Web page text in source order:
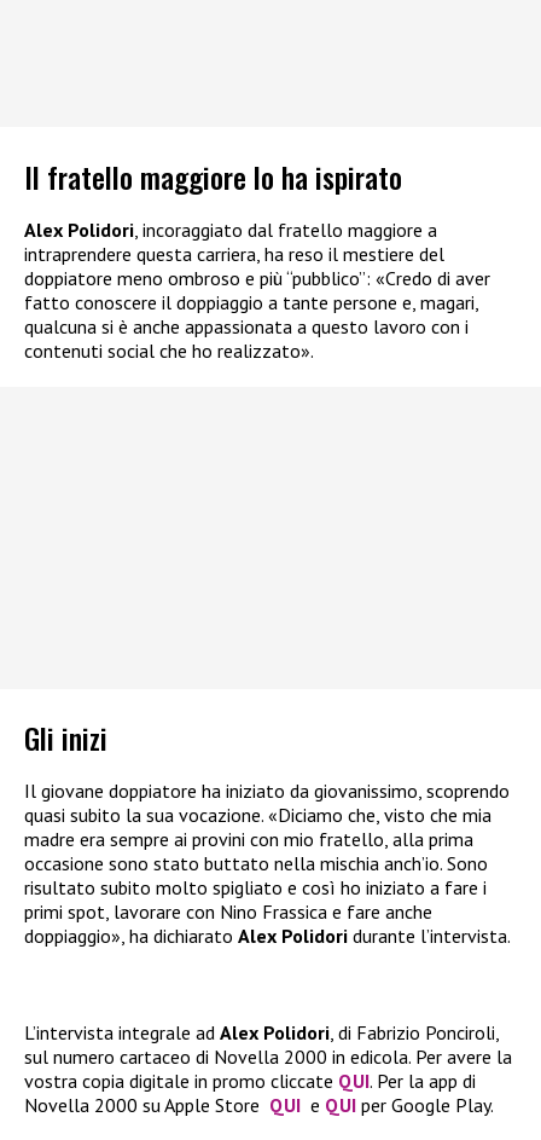
Il fratello maggiore lo ha ispirato
Alex Polidori , incoraggiato dal fratello maggiore a
intraprendere questa carriera, ha reso il mestiere del
doppiatore meno ombroso e più “pubblico”: «Credo di aver
fatto conoscere il doppiaggio a tante persone e, magari,
qualcuna si è anche appassionata a questo lavoro con i
contenuti social che ho realizzato».
Gli inizi
Il giovane doppiatore ha iniziato da giovanissimo, scoprendo
quasi subito la sua vocazione. «Diciamo che, visto che mia
madre era sempre ai provini con mio fratello, alla prima
occasione sono stato buttato nella mischia anch’io. Sono
risultato subito molto spigliato e così ho iniziato a fare i
primi spot, lavorare con Nino Frassica e fare anche
doppiaggio», ha dichiarato Alex Polidori durante l’intervista.
L’intervista integrale ad Alex Polidori, di Fabrizio Ponciroli,
sul numero cartaceo di Novella 2000 in edicola. Per avere la
vostra copia digitale in promo cliccate QUI. Per la app di
Novella 2000 su Apple Store QUI e QUI per Google Play.